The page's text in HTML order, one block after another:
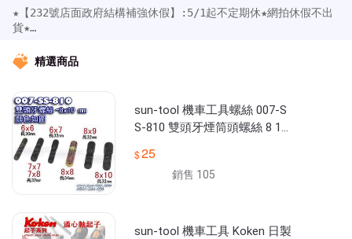
★【232號店面政府結構補強休假】:5/1起不定期休★網拍休假不出
貨★
★【問與答回應時間】:16點後回應(假日休/有事則延後)
★【店面地址】:台北市環河南路一段170號 / 232號
貨)
★營業時間:週一~五:AM09:00~PM18:00 週六:AM10:00~PM16:30
週日休
★遇連續假期/特殊假日請來電02-2361-7382查詢【無人接聽則未
精選商品
sun-tool 機車工具螺絲 007-S
S-810 雙頭牙煙筒頭螺絲 8 10
25
銷售 105
sun-tool 機車工具 Koken 日製